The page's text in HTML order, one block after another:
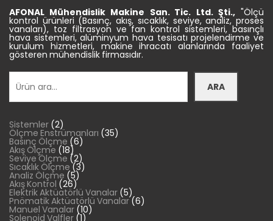
AFONAL Mühendislik Makine San. Tic. Ltd. Şti., "Ölçü
kontrol ürünleri (Basınç, akış, sıcaklık, seviye, analiz, proses
vanaları), toz filtrasyon ve fan kontrol sistemleri, basınçlı
hava sistemleri, alüminyum hava tesisatı projelendirme ve
kurulum hizmetleri, makine ihracatı alanlarında faaliyet
gösteren mühendislik firmasıdır.
Ara
ARA
Sistemler 22
ürün
Ölçme Enstrümanları 3535
ürün
Basınç Ölçme 66
ürün
Akış Ölçme 1818
ürün
Seviye Ölçme 22
ürün
Sıcaklık Ölçme 33
ürün
Analiz Ölçme 55
ürün
Akış Kontrol 2626
ürün
Elektrik Aktüatörlü Vanalar 55
ürün
Pnömatik Aktüatörlü Vanalar 66
ürün
Manuel Vanalar 1010
ürün
Solenoid Valfler 11